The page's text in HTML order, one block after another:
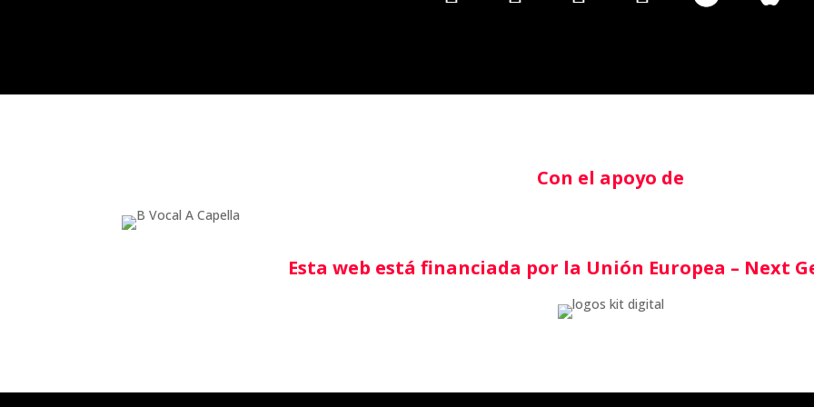
Con el apoyo de
Esta web está financiada por la Unión Europea – Next